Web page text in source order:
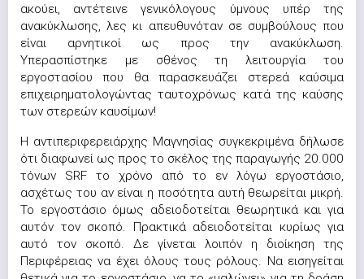
ακούει, αντέτεινε γενικόλογους ύμνους υπέρ της
ανακύκλωσης, λες κι απευθυνόταν σε συμβούλους που
είναι αρνητικοί ως προς την ανακύκλωση.
Υπερασπίστηκε με σθένος τη λειτουργία του
εργοστασίου που θα παρασκευάζει στερεά καύσιμα
επιχειρηματολογώντας ταυτοχρόνως κατά της καύσης
των στερεών καυσίμων!
Η αντιπεριφερειάρχης Μαγνησίας συγκεκριμένα δήλωσε
ότι διαφωνεί ως προς το σκέλος της παραγωγής 20.000
τόνων SRF το χρόνο από το εν λόγω εργοστάσιο,
ασχέτως του αν είναι η ποσότητα αυτή θεωρείται μικρή.
Το εργοστάσιο όμως αδειοδοτείται θεωρητικά και για
αυτόν τον σκοπό. Πρακτικά αδειοδοτείται κυρίως για
αυτό τον σκοπό. Δε γίνεται λοιπόν η διοίκηση της
Περιφέρειας να έχει όλους τους ρόλους. Να εισηγείται